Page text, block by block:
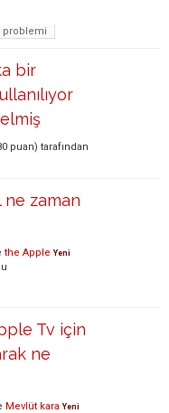
problemi
bir
puan) tarafından
zaman
the Apple Yeni
Tv için
ne
Mevlüt kara Yeni